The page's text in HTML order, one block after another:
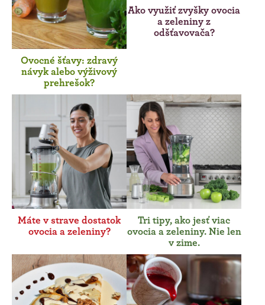
Ovocné šťavy: zdravý
návyk alebo výživový
prehrešok?
Ako využiť zvyšky ovocia
a zeleniny z
odšťavovača?
Máte v strave dostatok
ovocia a zeleniny?
Tri tipy, ako jesť viac
ovocia a zeleniny. Nie len
v zime.